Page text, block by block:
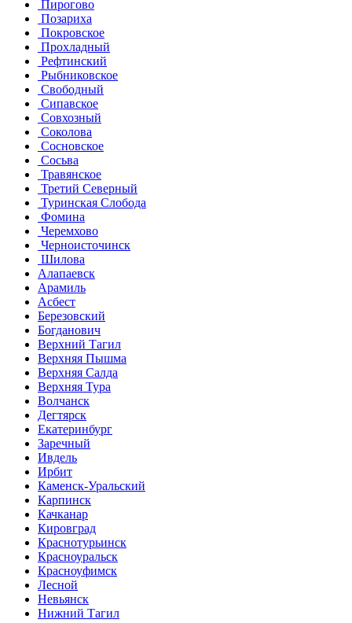
Пирогово
Позариха
Покровское
Прохладный
Рефтинский
Рыбниковское
Свободный
Сипавское
Совхозный
Соколова
Сосновское
Сосьва
Травянское
Третий Северный
Туринская Слобода
Фомина
Черемхово
Черноисточинск
Шилова
Алапаевск
Арамиль
Асбест
Березовский
Богданович
Верхний Тагил
Верхняя Пышма
Верхняя Салда
Верхняя Тура
Волчанск
Дегтярск
Екатеринбург
Заречный
Ивдель
Ирбит
Каменск-Уральский
Карпинск
Качканар
Кировград
Краснотурьинск
Красноуральск
Красноуфимск
Лесной
Невьянск
Нижний Тагил